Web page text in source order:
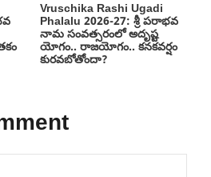
Vruschika Rashi Ugadi
Phalalu 2026-27: శ్రీ పరాభవ
నామ సంవత్సరంలో అదృష్ట
యోగం.. రాజయోగం.. కనకవర్షం
కురవబోతోందా?